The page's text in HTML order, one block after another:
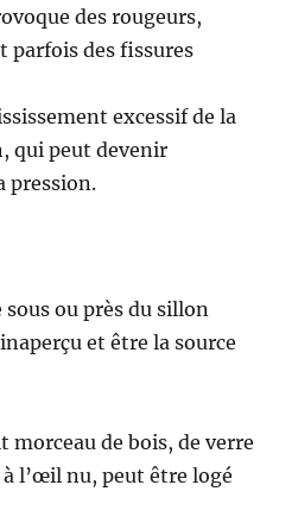
des rougeurs,
parfois des fissures
excessif de la
qui peut devenir
pression.
ou près du sillon
et être la source
morceau de bois, de verre
l’œil nu, peut être logé